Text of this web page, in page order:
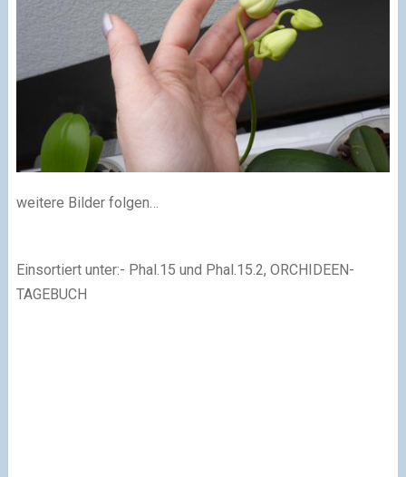
weitere Bilder folgen…
Einsortiert unter:- Phal.15 und Phal.15.2, ORCHIDEEN-
TAGEBUCH